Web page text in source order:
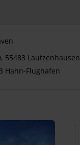
55483 Lautzenhausen
Hahn-Flughafen